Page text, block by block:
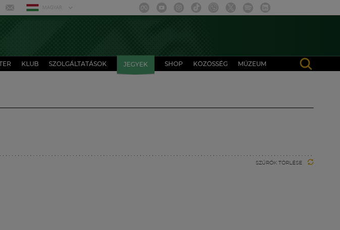
MAGYAR
KLUB SZOLGÁLTATÁSOK JEGYEK SHOP KÖZÖSSÉG MÚZEUM
SZŰRŐK TÖRLÉSE